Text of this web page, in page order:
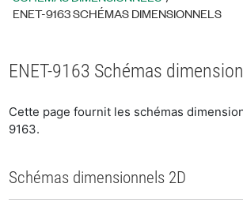
ENET-9163 SCHÉMAS DIMENSIONNELS
ENET-9163 Schémas
Cette page fournit les schémas
9163.
Schémas dimensionnels 2D